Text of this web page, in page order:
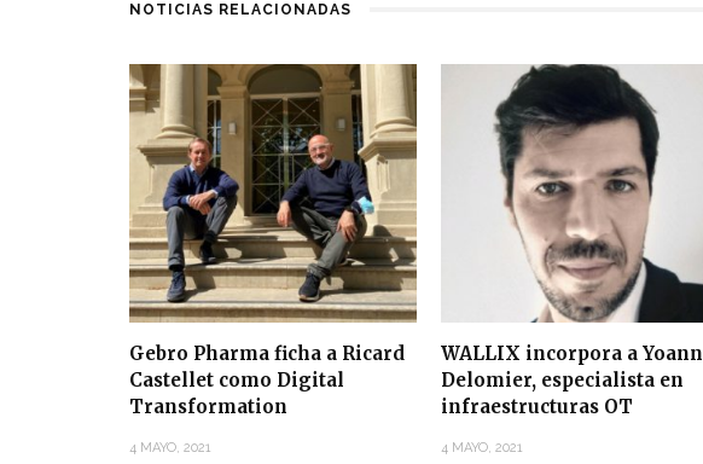
NOTICIAS RELACIONADAS
Gebro Pharma ficha a Ricard
Castellet como Digital
Transformation
4 MAYO, 2021
WALLIX incorpora a Yoann
Delomier, especialista en
infraestructuras OT
4 MAYO, 2021